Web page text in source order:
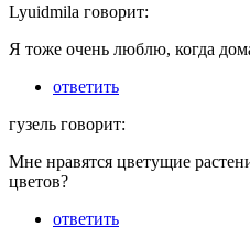
Lyuidmila говорит:
Я тоже очень люблю, когда
ответить
гузель говорит:
Мне нравятся цветущие
цветов?
ответить